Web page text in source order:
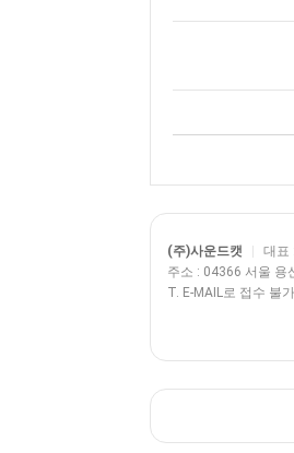
(주)사운드캣 대표
주소 : 04366 서울 용
T. E-MAIL로 접수 불가